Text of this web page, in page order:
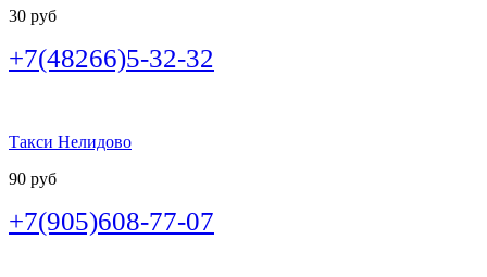
30 руб
+7(48266)5-32-32
Такси Нелидово
90 руб
+7(905)608-77-07